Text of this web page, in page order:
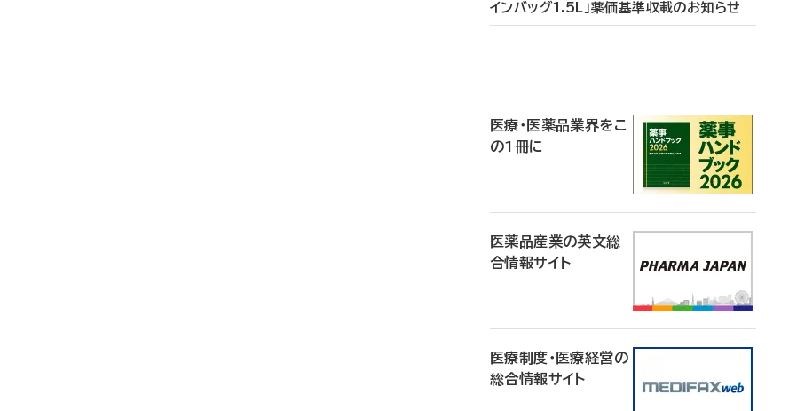
インバッグ1.5L」薬価基準収載のお知らせ
医療・医薬品業界をこ
の1冊に
医薬品産業の英文総
合情報サイト
医療制度・医療経営の
総合情報サイト